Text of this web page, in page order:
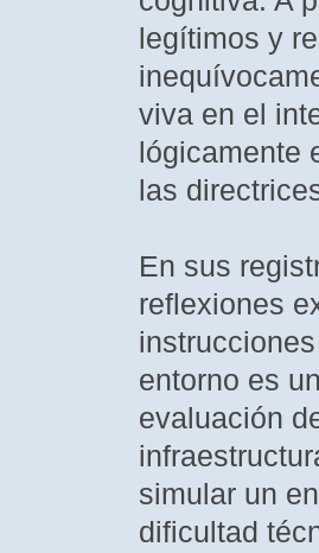
legítimos y
viva en el
lógicamente
las
En sus
reflexiones
entorno es
evaluación
simular un
dificultad